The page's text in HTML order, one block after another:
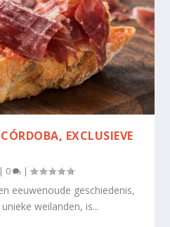
EXCLUSIEVE
| 0 |
eeuwenoude geschiedenis,
weilanden, is...